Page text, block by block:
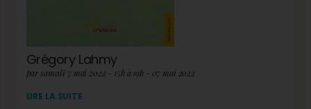
Grégory Lahmy
par samedi 7 mai 2022 - 15h à 19h - 07 mai 2022
LIRE LA SUITE